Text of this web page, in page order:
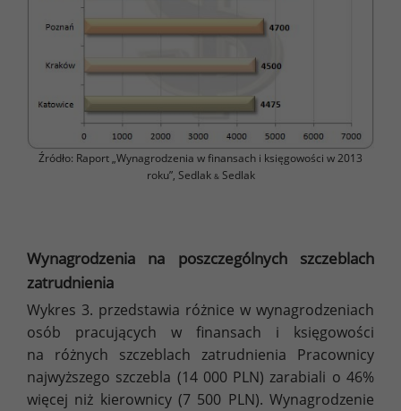
Źródło: Raport „Wynagrodzenia w finansach i księgowości w 2013
roku”, Sedlak &Sedlak
Wynagrodzenia na poszczególnych szczeblach
zatrudnienia
Wykres 3. przedstawia różnice w wynagrodzeniach
osób pracujących w finansach i księgowości
na różnych szczeblach zatrudnienia Pracownicy
najwyższego szczebla (14 000 PLN) zarabiali o 46%
więcej niż kierownicy (7 500 PLN). Wynagrodzenie